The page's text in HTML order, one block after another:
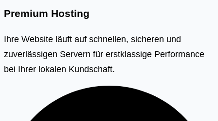
Premium Hosting
Ihre Website läuft auf schnellen, sicheren und
zuverlässigen Servern für erstklassige Performance
bei Ihrer lokalen Kundschaft.